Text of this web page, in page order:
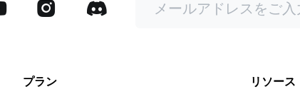
プラン リソース